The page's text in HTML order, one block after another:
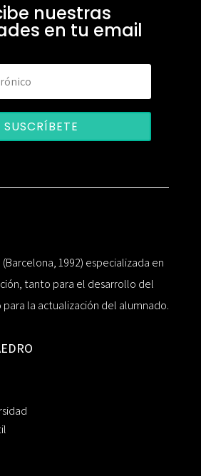
nuestras
en tu email
SUSCRÍBETE
1992) especializada en
tanto para el desarrollo del
la actualización del alumnado.